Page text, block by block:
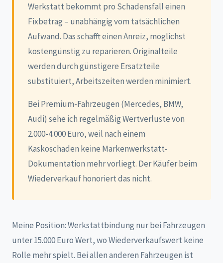
Werkstatt bekommt pro Schadensfall einen
Fixbetrag – unabhängig vom tatsächlichen
Aufwand. Das schafft einen Anreiz, möglichst
kostengünstig zu reparieren. Originalteile
werden durch günstigere Ersatzteile
substituiert, Arbeitszeiten werden minimiert.
Bei Premium-Fahrzeugen (Mercedes, BMW,
Audi) sehe ich regelmäßig Wertverluste von
2.000-4.000 Euro, weil nach einem
Kaskoschaden keine Markenwerkstatt-
Dokumentation mehr vorliegt. Der Käufer beim
Wiederverkauf honoriert das nicht.
Meine Position: Werkstattbindung nur bei Fahrzeugen
unter 15.000 Euro Wert, wo Wiederverkaufswert keine
Rolle mehr spielt. Bei allen anderen Fahrzeugen ist